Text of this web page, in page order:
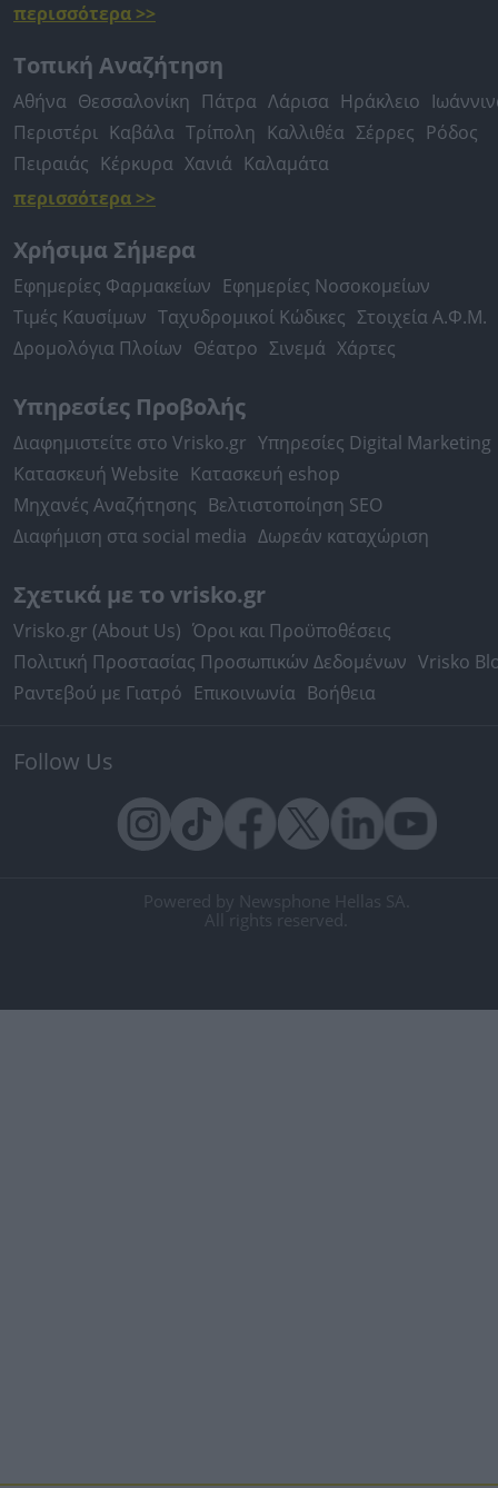
περισσότερα >>
Τοπική Αναζήτηση
Αθήνα Θεσσαλονίκη Πάτρα Λάρισα Ηράκλειο
Περιστέρι Καβάλα Τρίπολη Καλλιθέα Σέρρες Ρόδος
Πειραιάς Κέρκυρα Χανιά Καλαμάτα
περισσότερα >>
Χρήσιμα Σήμερα
Εφημερίες Φαρμακείων Εφημερίες Νοσοκομείων
Τιμές Καυσίμων Ταχυδρομικοί Κώδικες Στοιχεία Α.Φ.Μ.
Δρομολόγια Πλοίων Θέατρο Σινεμά Χάρτες
Υπηρεσίες Προβολής
Διαφημιστείτε στο Vrisko.gr Υπηρεσίες Digital Marketing
Κατασκευή Website Κατασκευή eshop
Μηχανές Αναζήτησης Βελτιστοποίηση SEO
Διαφήμιση στα social media Δωρεάν καταχώριση
Σχετικά με το vrisko.gr
Vrisko.gr (About Us) Όροι και Προϋποθέσεις
Πολιτική Προστασίας Προσωπικών Δεδομένων Vrisko
Ραντεβού με Γιατρό Επικοινωνία Βοήθεια
Follow Us
Powered by Newsphone Hellas SA.
All rights reserved.